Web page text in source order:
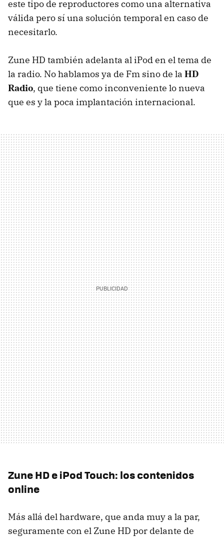
este tipo de reproductores como una alternativa
válida pero sí una solución temporal en caso de
necesitarlo.
Zune HD también adelanta al iPod en el tema de
la radio. No hablamos ya de Fm sino de la HD
Radio, que tiene como inconveniente lo nueva
que es y la poca implantación internacional.
Zune HD e iPod Touch: los contenidos
online
Más allá del hardware, que anda muy a la par,
seguramente con el Zune HD por delante de